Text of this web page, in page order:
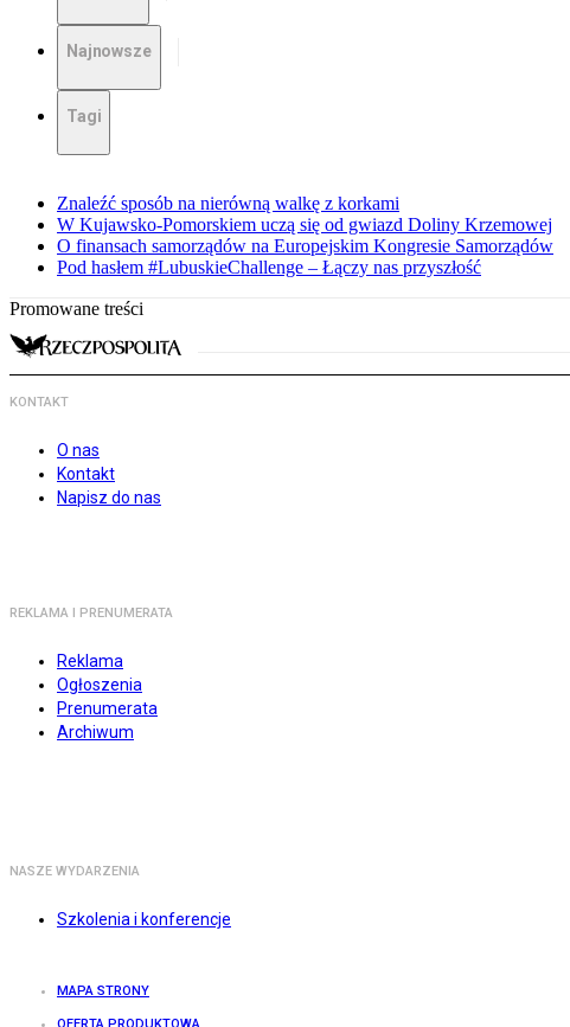
Najnowsze
Tagi
Znaleźć sposób na nierówną walkę z korkami
W Kujawsko-Pomorskiem uczą się od gwiazd Doliny Krzemowej
O finansach samorządów na Europejskim Kongresie Samorządów
Pod hasłem #LubuskieChallenge – Łączy nas przyszłość
Promowane treści
KONTAKT
O nas
Kontakt
Napisz do nas
REKLAMA I PRENUMERATA
Reklama
Ogłoszenia
Prenumerata
Archiwum
NASZE WYDARZENIA
Szkolenia i konferencje
MAPA STRONY